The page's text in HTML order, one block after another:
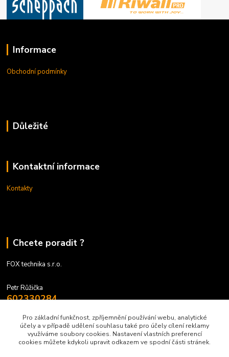
Informace
Obchodní podmínky
Důležité
Kontaktní informace
Kontakty
Chcete poradit ?
FOX technika s.r.o.
Petr Růžička
602330284
obchod@foxtechnika.cz
Pro základní funkčnost, zpříjemnění používání webu, analytické
účely a v případě udělení souhlasu také pro účely cílení reklamy
využíváme soubory cookies. Nastavení vlastních preferencí
cookies můžete kdykoli upravit odkazem ve spodní části stránek.